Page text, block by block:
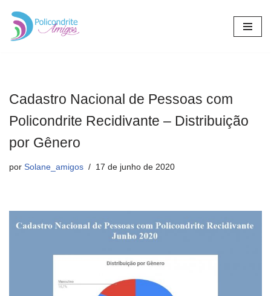
Pular
Cadastro Nacional de Pessoas com
Policondrite Recidivante – Distribuição
por Gênero
por Solane_amigos 17 de junho de 2020